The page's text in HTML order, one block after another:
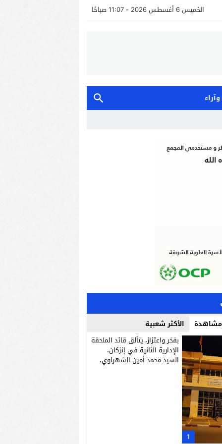
الخميس 6 أغسطس 2026 - 11:07 صباحًا
محكمة للنهوض بالجهة في جميع
مشاهدة الأكثر شعبية
1
بفخر واعتزاز، يتألق قائد الملحقة
الإدارية الثانية في إنزكان،
السيد محمد أمين الشهراوي،